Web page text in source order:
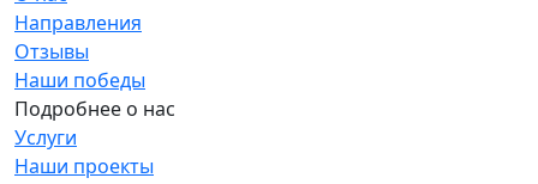
Направления
Отзывы
Наши победы
Подробнее о нас
Услуги
Наши проекты